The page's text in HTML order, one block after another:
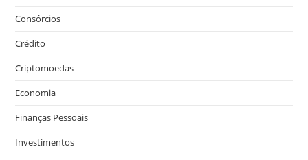
Consórcios
Crédito
Criptomoedas
Economia
Finanças Pessoais
Investimentos